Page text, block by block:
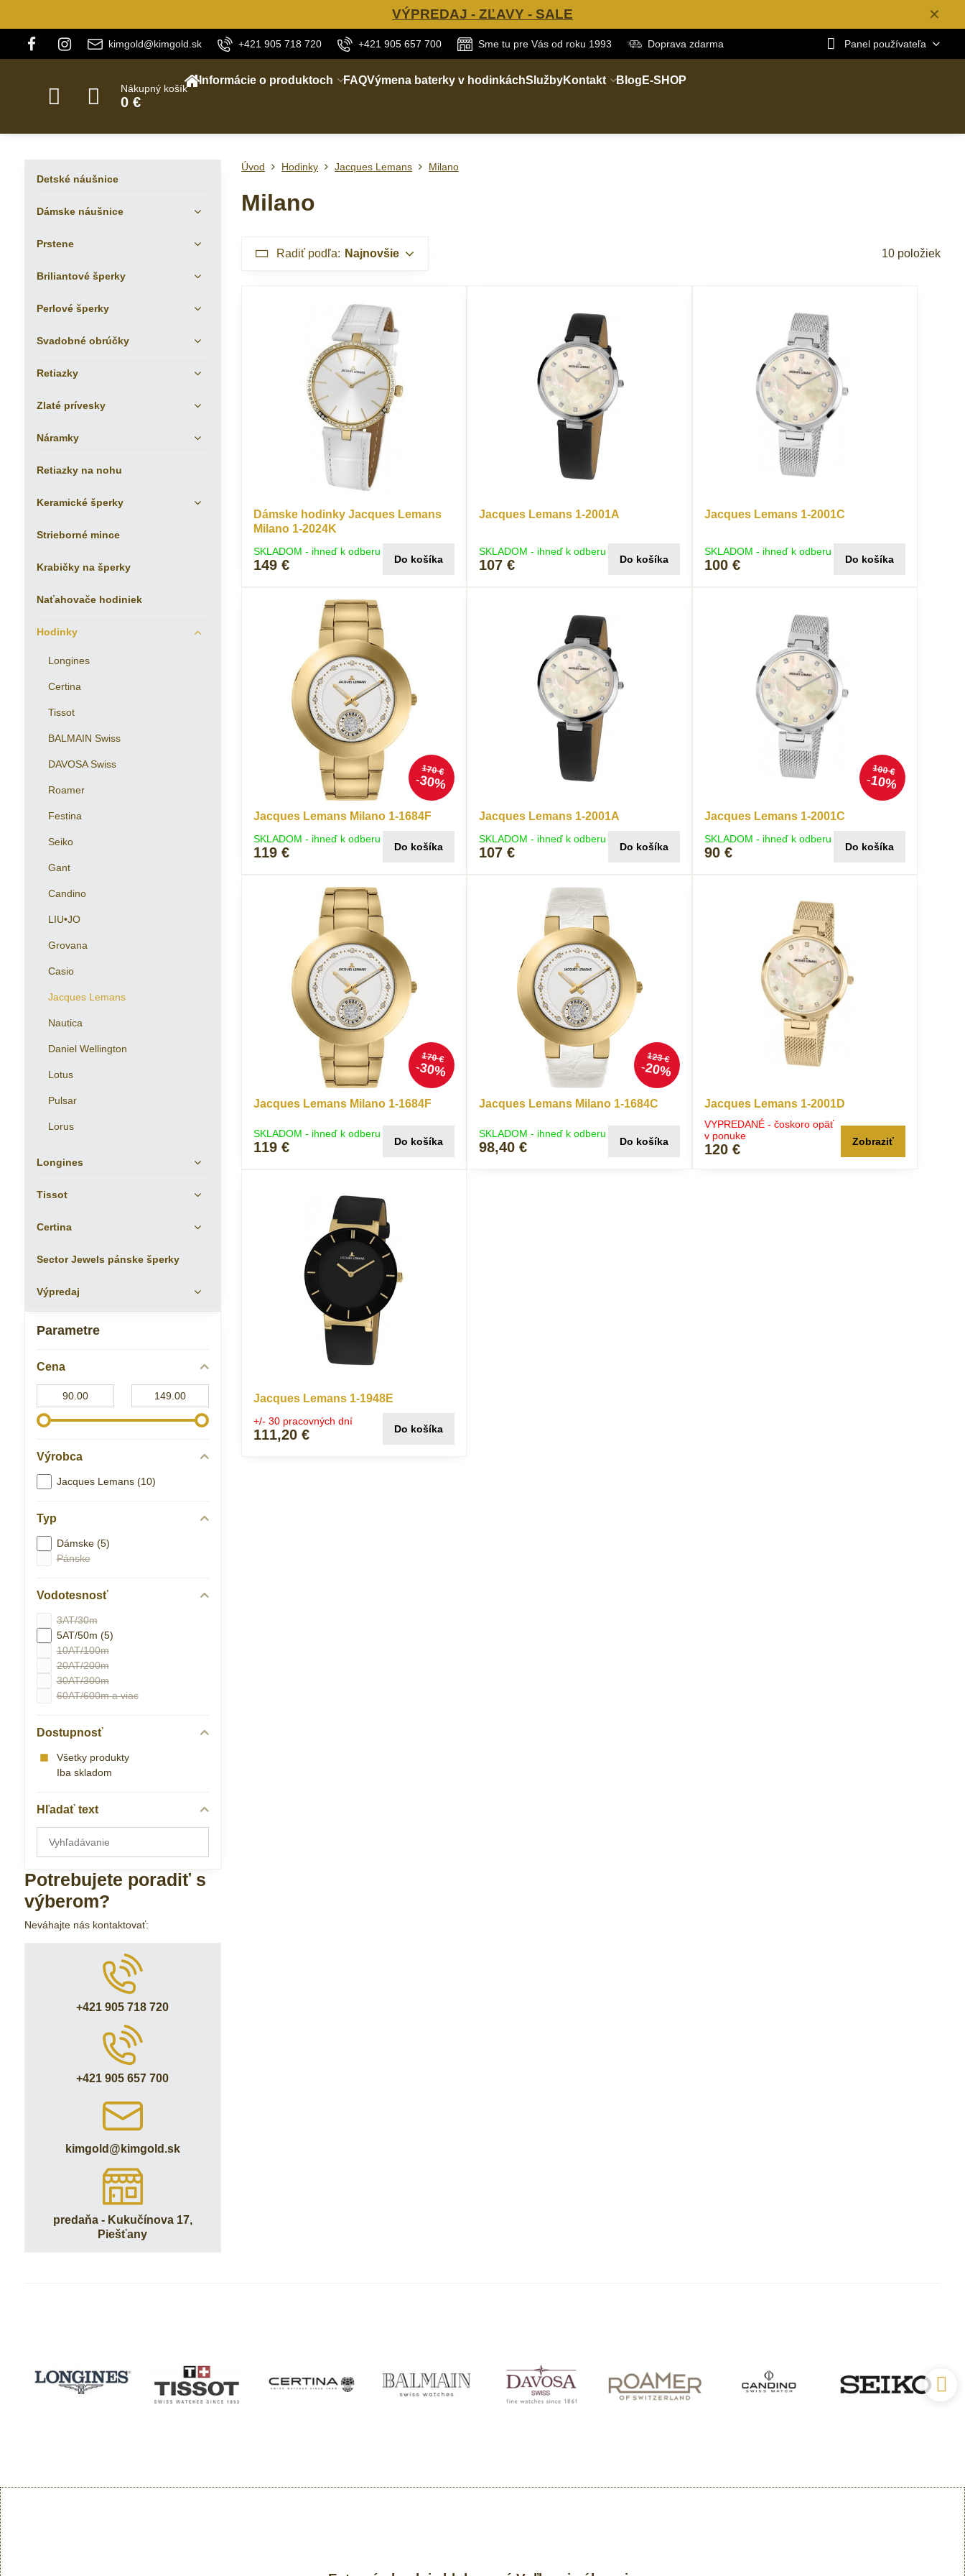
✕
VÝPREDAJ - ZĽAVY - SALE
kimgold@kimgold.sk +421 905 718 720 +421 905 657 700 Sme tu pre Vás od roku 1993 Doprava zdarma Panel používateľa
Nákupný košík
0 €
Informácie o produktoch FAQVýmena baterky v hodinkáchSlužbyKontakt Blog E-SHOP
Úvod Hodinky Jacques Lemans Milano
Milano
Radiť podľa: Najnovšie 10 položiek
Dámske hodinky Jacques Lemans
Milano 1-2024K
SKLADOM - ihneď k odberu
149 € Do košíka
Jacques Lemans 1-2001A
SKLADOM - ihneď k odberu
107 € Do košíka
Jacques Lemans 1-2001C
SKLADOM - ihneď k odberu
100 € Do košíka
170 €
30%
Jacques Lemans Milano 1-1684F
SKLADOM - ihneď k odberu
119 € Do košíka
Jacques Lemans 1-2001A
SKLADOM - ihneď k odberu
107 € Do košíka
100 €
10%
Jacques Lemans 1-2001C
SKLADOM - ihneď k odberu
90 € Do košíka
170 €
30%
Jacques Lemans Milano 1-1684F
SKLADOM - ihneď k odberu
119 € Do košíka
123 €
20%
Jacques Lemans Milano 1-1684C
SKLADOM - ihneď k odberu
98,40 € Do košíka
Jacques Lemans 1-2001D
VYPREDANÉ - čoskoro opäť
v ponuke
120 € Zobraziť
Jacques Lemans 1-1948E
+/- 30 pracovných dní
111,20 € Do košíka
Parametre
Cena
Výrobca
Jacques Lemans (10)
Typ
Dámske (5)
Pánske
Vodotesnosť
3AT/30m
5AT/50m (5)
10AT/100m
20AT/200m
30AT/300m
60AT/600m a viac
Dostupnosť
Všetky produkty
Iba skladom
Hľadať text
výsledky
fulltextom
Potrebujete poradiť s
výberom?
Neváhajte nás kontaktovať:
+421 905 718 720
+421 905 657 700
kimgold​@kimgold​.sk
predaňa - Kukučínova 17,
Piešťany
Detské náušnice
Dámske náušnice
Prstene
Briliantové šperky
Perlové šperky
Svadobné obrúčky
Retiazky
Zlaté prívesky
Náramky
Retiazky na nohu
Keramické šperky
Strieborné mince
Krabičky na šperky
Naťahovače hodiniek
Hodinky
Longines
Certina
Tissot
BALMAIN Swiss
DAVOSA Swiss
Roamer
Festina
Seiko
Gant
Candino
LIU•JO
Grovana
Casio
Jacques Lemans
Nautica
Daniel Wellington
Lotus
Pulsar
Lorus
Longines
Tissot
Certina
Sector Jewels pánske šperky
Výpredaj